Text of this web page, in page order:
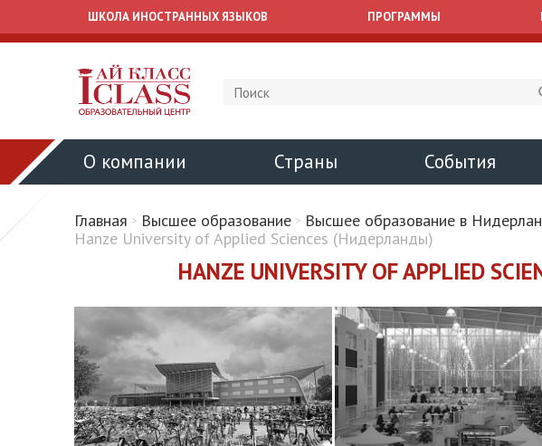
ШКОЛА ИНОСТРАННЫХ ЯЗЫКОВ ПРОГРАММЫ
О компании Страны События
Главная Высшее образование Высшее образование в
Hanze University of Applied Sciences (Нидерланды)
HANZE UNIVERSITY OF APPLIED
образованию за
рубежом в 2026 -
2027 годах
Ваши возможности обучения
в вузах разных стран мира
15 августа